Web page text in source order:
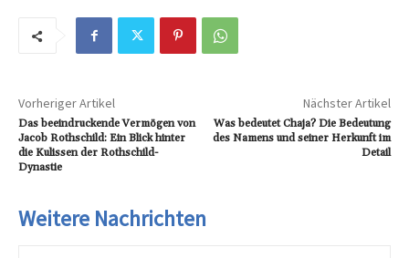
Vorheriger Artikel
Das beeindruckende Vermögen von
Jacob Rothschild: Ein Blick hinter
die Kulissen der Rothschild-
Dynastie
Nächster Artikel
Was bedeutet Chaja? Die Bedeutung
des Namens und seiner Herkunft im
Detail
Weitere Nachrichten